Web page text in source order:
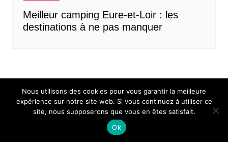
Meilleur camping Eure-et-Loir : les
destinations à ne pas manquer
Nous utilisons des cookies pour vous garantir la meilleure
expérience sur notre site web. Si vous continuez à utiliser ce
site, nous supposerons que vous en êtes satisfait.
Ok